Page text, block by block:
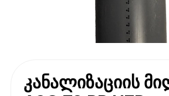
კანალიზაციის